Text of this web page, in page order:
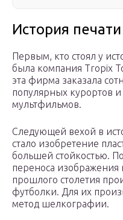
История
Первым, кто стоял у
была компания Tropix
эта фирма заказала
популярных курортов
мультфильмов.
Следующей вехой в
стало изобретение
большей стойкостью.
переноса изображения
прошлого столетия
футболки. Для их
метод шелкографии.